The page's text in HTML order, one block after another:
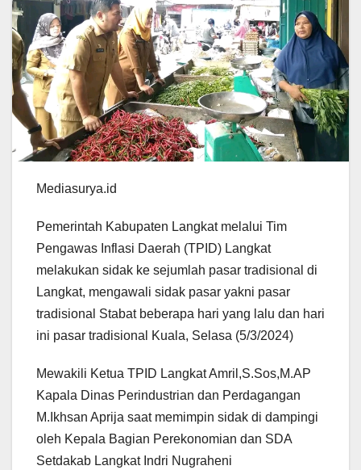
Mediasurya.id
Pemerintah Kabupaten Langkat melalui Tim
Pengawas Inflasi Daerah (TPID) Langkat
melakukan sidak ke sejumlah pasar tradisional di
Langkat, mengawali sidak pasar yakni pasar
tradisional Stabat beberapa hari yang lalu dan hari
ini pasar tradisional Kuala, Selasa (5/3/2024)
Mewakili Ketua TPID Langkat Amril,S.Sos,M.AP
Kapala Dinas Perindustrian dan Perdagangan
M.Ikhsan Aprija saat memimpin sidak di dampingi
oleh Kepala Bagian Perekonomian dan SDA
Setdakab Langkat Indri Nugraheni